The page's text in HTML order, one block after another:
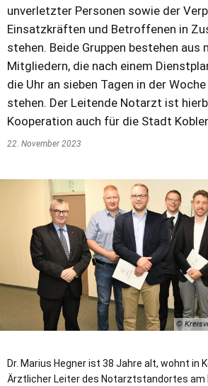
unverletzter Personen sowie der
Einsatzkräften und Betroffenen in
stehen. Beide Gruppen bestehen aus
Mitgliedern, die nach einem
die Uhr an sieben Tagen in der
stehen. Der Leitende Notarzt ist
Kooperation auch für die Stadt
22. November 2023
©
Dr. Marius Hegner ist 38 Jahre alt, wohnt in
Ärztlicher Leiter des Notarztstandortes am